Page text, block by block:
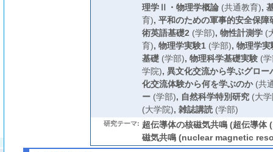
理学Ⅱ・物理学概論(共通教育),
育), 平和のための軍事的安全保障
術英語基礎2 (学部), 物性計測学(
育), 物理学実験1(学部), 物理学実
基礎(学部), 物理科学基礎実験(学
学院), 異文化交流から学ぶグロー
化交流体験から何を学ぶのか(共
ー(学部), 自然科学特別研究(大学
(大学院), 雑誌講読(学部)
研究テーマ: 超伝導体の核磁気共鳴 (超伝導
磁気共鳴 (nuclear magnetic